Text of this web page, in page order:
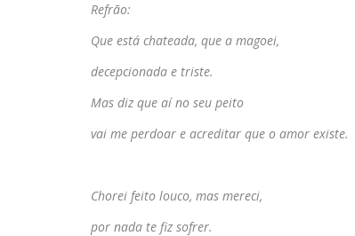
Refrão:
Que está chateada, que a magoei,
decepcionada e triste.
Mas diz que aí no seu peito
vai me perdoar e acreditar que o amor existe.
Chorei feito louco, mas mereci,
por nada te fiz sofrer.